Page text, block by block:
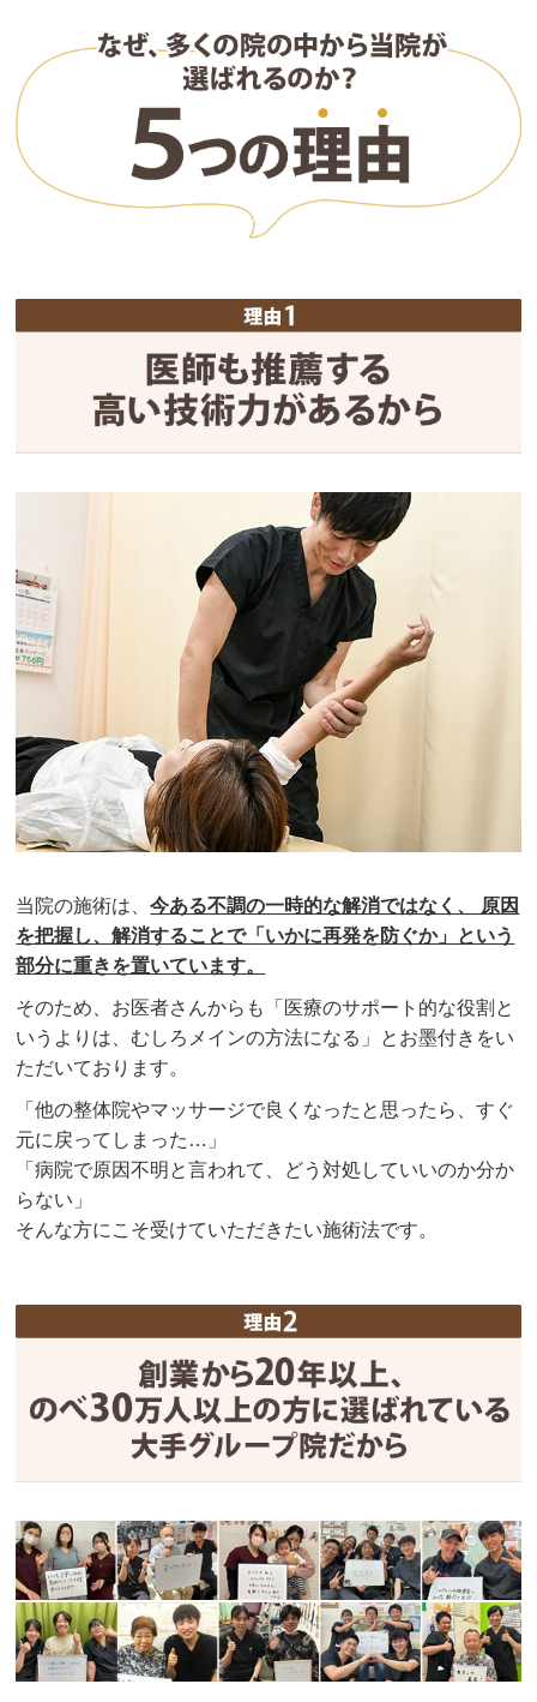
当院の施術は、今ある不調の一時的な解消ではなく、 原因
を把握し、解消することで「いかに再発を防ぐか」という
部分に重きを置いています。
そのため、お医者さんからも「医療のサポート的な役割と
いうよりは、むしろメインの方法になる」とお墨付きをい
ただいております。
「他の整体院やマッサージで良くなったと思ったら、すぐ
元に戻ってしまった…」
「病院で原因不明と言われて、どう対処していいのか分か
らない」
そんな方にこそ受けていただきたい施術法です。